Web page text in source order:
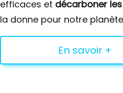
efficaces et décarboner
la donne pour notre
En savoir +